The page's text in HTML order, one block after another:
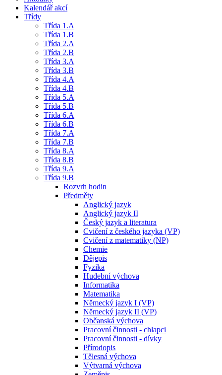
Kalendář akcí
Třídy
Třída 1.A
Třída 1.B
Třída 2.A
Třída 2.B
Třída 3.A
Třída 3.B
Třída 4.A
Třída 4.B
Třída 5.A
Třída 5.B
Třída 6.A
Třída 6.B
Třída 7.A
Třída 7.B
Třída 8.A
Třída 8.B
Třída 9.A
Třída 9.B
Rozvrh hodin
Předměty
Anglický jazyk
Anglický jazyk II
Český jazyk a literatura
Cvičení z českého jazyka (VP)
Cvičení z matematiky (NP)
Chemie
Dějepis
Fyzika
Hudební výchova
Informatika
Matematika
Německý jazyk I (VP)
Německý jazyk II (VP)
Občanská výchova
Pracovní činnosti - chlapci
Pracovní činnosti - dívky
Přírodopis
Tělesná výchova
Výtvarná výchova